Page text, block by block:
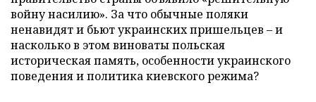
войну насилию». За что обычные поляки
ненавидят и бьют украинских пришельцев – и
насколько в этом виноваты польская
историческая память, особенности украинского
поведения и политика киевского режима?